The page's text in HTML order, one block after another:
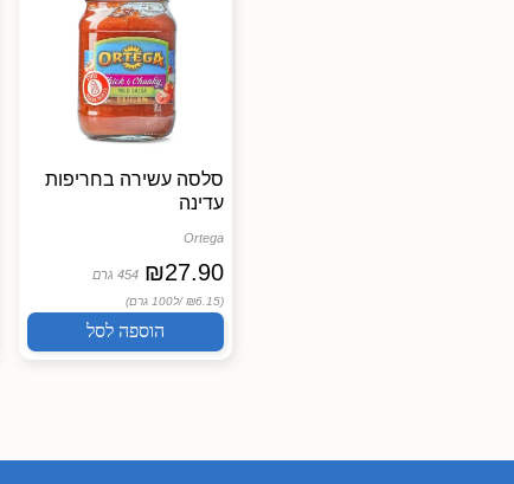
סלסה עשירה בחריפות
עדינה
Ortega
₪27.90 454 גרם
(₪6.15 / ל100 גרם)
הוספה לסל